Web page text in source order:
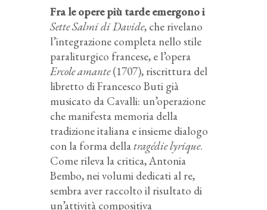
Fra le opere più tarde emergono i
Sette Salmi di Davide, che rivelano
l’integrazione completa nello stile
paraliturgico francese, e l’opera
Ercole amante(1707), riscrittura del
libretto di Francesco Buti già
musicato da Cavalli: un’operazione
che manifesta memoria della
tradizione italiana e insieme dialogo
con la forma dellatragédie lyrique.
Come rileva la critica, Antonia
Bembo, nei volumi dedicati al re,
sembra aver raccolto il risultato di
un’attività compositiva